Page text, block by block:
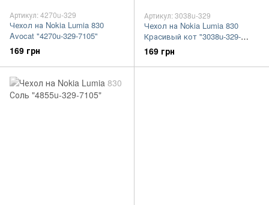
Артикул: 4270u-329
Чехол на Nokia Lumia 830
Avocat "4270u-329-7105"
169 грн
Артикул: 3038u-329
Чехол на Nokia Lumia 830
Красивый кот "3038u-329-
7105"
169 грн